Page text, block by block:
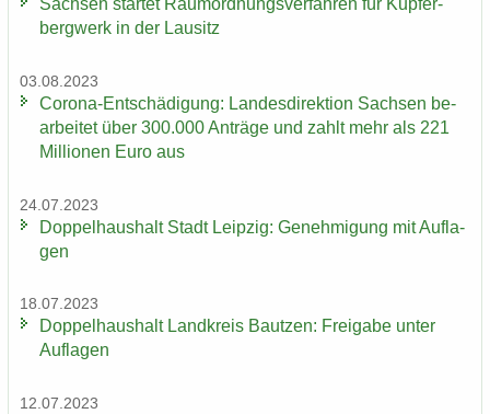
Sach­sen star­tet Raum­ord­nungs­ver­fah­ren für Kup­fer­
berg­werk in der Lau­sitz
03.08.2023
Corona-​Entschädigung: Lan­des­di­rek­ti­on Sach­sen be­
ar­bei­tet über 300.000 An­trä­ge und zahlt mehr als 221
Mil­lio­nen Euro aus
24.07.2023
Dop­pel­haus­halt Stadt Leip­zig: Ge­neh­mi­gung mit Auf­la­
gen
18.07.2023
Dop­pel­haus­halt Land­kreis Baut­zen: Frei­ga­be unter
Auf­la­gen
12.07.2023